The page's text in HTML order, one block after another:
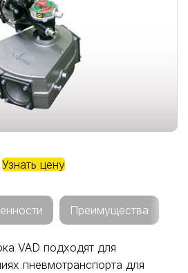
Узнать цену
Преимущества
VAD подходят для
пневмотранспорта для